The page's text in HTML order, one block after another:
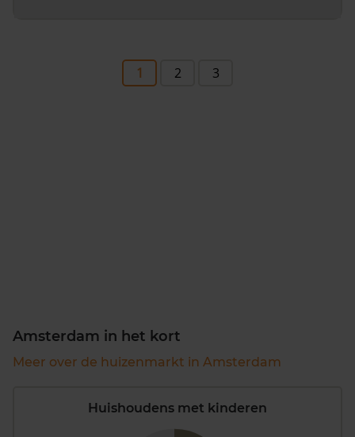
1 2 3
Amsterdam in het kort
Meer over de huizenmarkt in Amsterdam
Huishoudens met kinderen